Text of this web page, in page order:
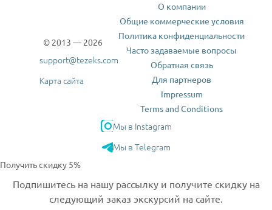
© 2013 — 2026
support@tezeks.com
Карта сайта
О компании
Общие коммерческие условия
Политика конфиденциальности
Часто задаваемые вопросы
Обратная связь
Для партнеров
Impressum
Terms and Conditions
Мы в Instagram
Мы в Telegram
Получить скидку 5%
Подпишитесь на нашу рассылку и получите скидку на
следующий заказ экскурсий на сайте.